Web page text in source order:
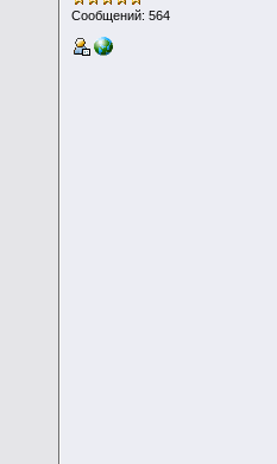
Сообщений: 564